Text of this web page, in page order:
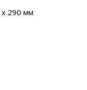
290 мм